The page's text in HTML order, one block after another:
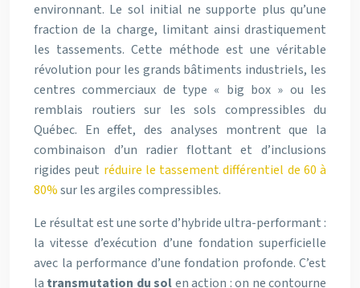
environnant. Le sol initial ne supporte plus qu’une
fraction de la charge, limitant ainsi drastiquement
les tassements. Cette méthode est une véritable
révolution pour les grands bâtiments industriels, les
centres commerciaux de type « big box » ou les
remblais routiers sur les sols compressibles du
Québec. En effet, des analyses montrent que la
combinaison d’un radier flottant et d’inclusions
rigides peut réduire le tassement différentiel de 60 à
80%sur les argiles compressibles.
Le résultat est une sorte d’hybride ultra-performant :
la vitesse d’exécution d’une fondation superficielle
avec la performance d’une fondation profonde. C’est
la transmutation du solen action : on ne contourne